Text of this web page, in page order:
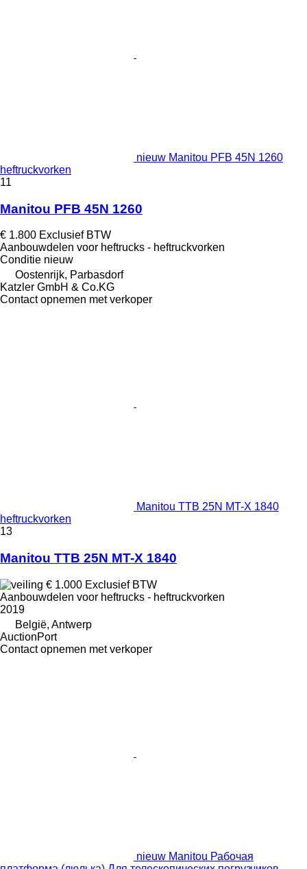
nieuw Manitou PFB 45N 1260
heftruckvorken
11
Manitou PFB 45N 1260
€ 1.800 Exclusief BTW
Aanbouwdelen voor heftrucks - heftruckvorken
Conditie nieuw
Oostenrijk, Parbasdorf
Katzler GmbH & Co.KG
Contact opnemen met verkoper
Manitou TTB 25N MT-X 1840
heftruckvorken
13
Manitou TTB 25N MT-X 1840
€ 1.000 Exclusief BTW
Aanbouwdelen voor heftrucks - heftruckvorken
2019
België, Antwerp
AuctionPort
Contact opnemen met verkoper
nieuw Manitou Рабочая